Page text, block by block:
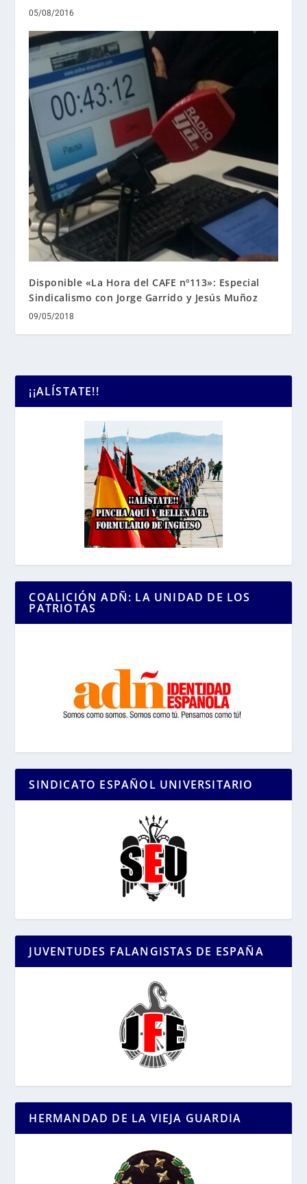
05/08/2016
Disponible «La Hora del CAFE nº113»: Especial
Sindicalismo con Jorge Garrido y Jesús Muñoz
09/05/2018
¡¡ALÍSTATE!!
COALICIÓN ADÑ: LA UNIDAD DE LOS
PATRIOTAS
SINDICATO ESPAÑOL UNIVERSITARIO
JUVENTUDES FALANGISTAS DE ESPAÑA
HERMANDAD DE LA VIEJA GUARDIA